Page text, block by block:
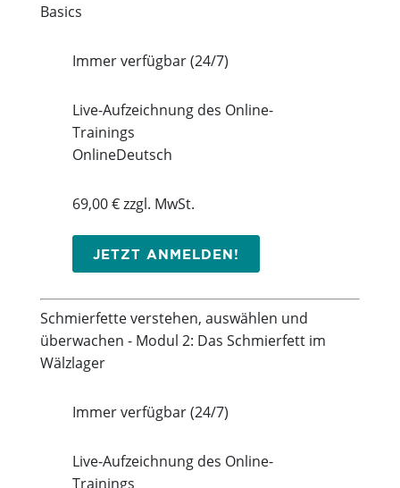
Basics
Immer verfügbar (24/7)
Live-Aufzeichnung des Online-
Trainings
OnlineDeutsch
69,00 € zzgl. MwSt.
JETZT ANMELDEN!
Schmierfette verstehen, auswählen und
überwachen - Modul 2: Das Schmierfett im
Wälzlager
Immer verfügbar (24/7)
Live-Aufzeichnung des Online-
Trainings